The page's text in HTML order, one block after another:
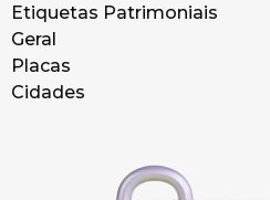
Etiquetas Patrimoniais
Geral
Placas
Cidades